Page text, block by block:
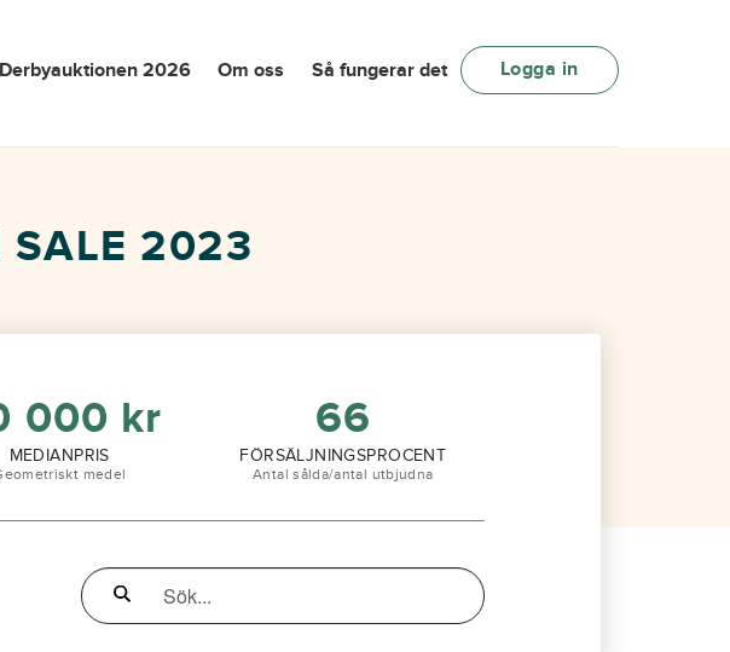
Derbyauktionen 2026 Om oss Så fungerar det Logga in
SALE 2023
000 kr
MEDIANPRIS
medel
66
FÖRSÄLJNINGSPROCENT
Antal sålda/antal utbjudna